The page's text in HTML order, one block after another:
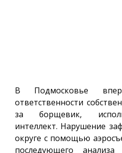
В Подмосковье
ответственности
за борщевик,
интеллект. Нарушение
округе с помощью
последующего